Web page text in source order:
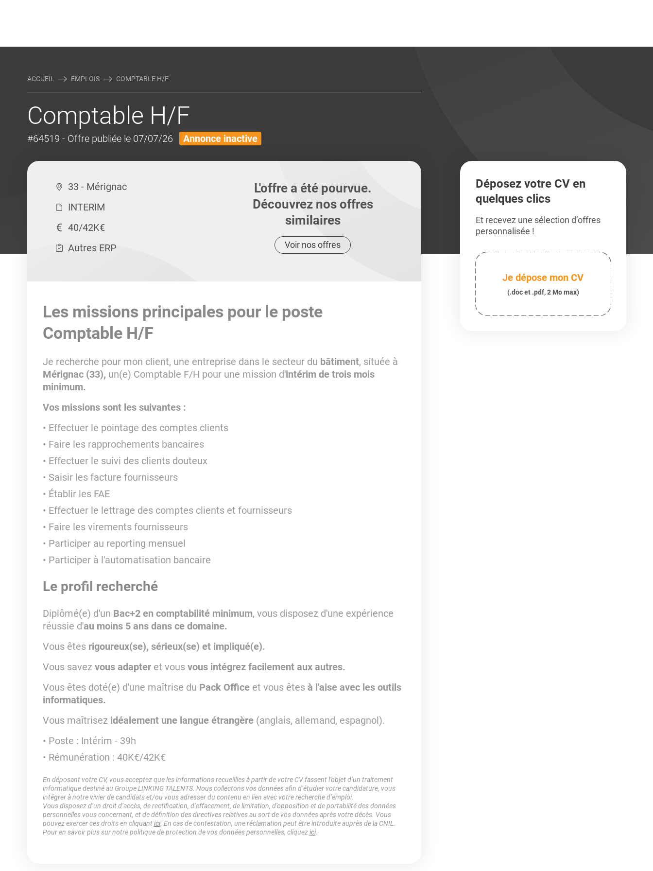
ACCUEIL EMPLOIS COMPTABLE H/F
Comptable H/F
#64519 - Offre publiée le 07/07/26 Annonce inactive
33 - Mérignac
INTERIM
40/42K€
Autres ERP
L'offre a été pourvue.
Découvrez nos offres
similaires
Voir nos offres
Les missions principales pour le poste
Comptable H/F
Je recherche pour mon client, une entreprise dans le secteur du bâtiment, située à
Mérignac (33), un(e) Comptable F/H pour une mission d'intérim de trois mois
minimum.
Vos missions sont les suivantes :
Effectuer le pointage des comptes clients
Faire les rapprochements bancaires
Effectuer le suivi des clients douteux
Saisir les facture fournisseurs
Établir les FAE
Effectuer le lettrage des comptes clients et fournisseurs
Faire les virements fournisseurs
Participer au reporting mensuel
Participer à l'automatisation bancaire
Le profil recherché
Diplômé(e) d'un Bac+2 en comptabilité minimum, vous disposez d'une expérience
réussie d'au moins 5 ans dans ce domaine.
Vous êtes rigoureux(se), sérieux(se) et impliqué(e).
Vous savez vous adapter et vous vous intégrez facilement aux autres.
Vous êtes doté(e) d'une maîtrise du Pack Officeet vous êtes à l'aise avec les outils
informatiques.
Vous maîtrisezidéalement une langue étrangère(anglais, allemand, espagnol).
Poste : Intérim - 39h
Rémunération : 40K€/42K€
En déposant votre CV, vous acceptez que les informations recueillies à partir de votre CV fassent l’objet d’un traitement
informatique destiné au Groupe LINKING TALENTS. Nous collectons vos données afin d’étudier votre candidature, vous
intégrer à notre vivier de candidats et/ou vous adresser du contenu en lien avec votre recherche d’emploi.
Vous disposez d’un droit d’accès, de rectification, d’effacement, de limitation, d’opposition et de portabilité des données
personnelles vous concernant, et de définition des directives relatives au sort de vos données après votre décès. Vous
pouvez exercer ces droits en cliquantici. En cas de contestation, une réclamation peut être introduite auprès de la CNIL.
Pour en savoir plus sur notre politique de protection de vos données personnelles, cliquezici.
Déposez votre CV en
quelques clics
Et recevez une sélection d’offres
personnalisée !
Je dépose mon CV
(.doc et .pdf, 2 Mo max)